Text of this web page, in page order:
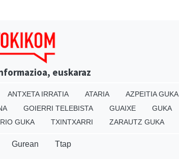
euskaraz
ANTXETA IRRATIA ATARIA AZPEITIA GUKA
GOIERRI TELEBISTA GUAIXE GUKA
GUKA TXINTXARRI ZARAUTZ GUKA
Gurean Ttap